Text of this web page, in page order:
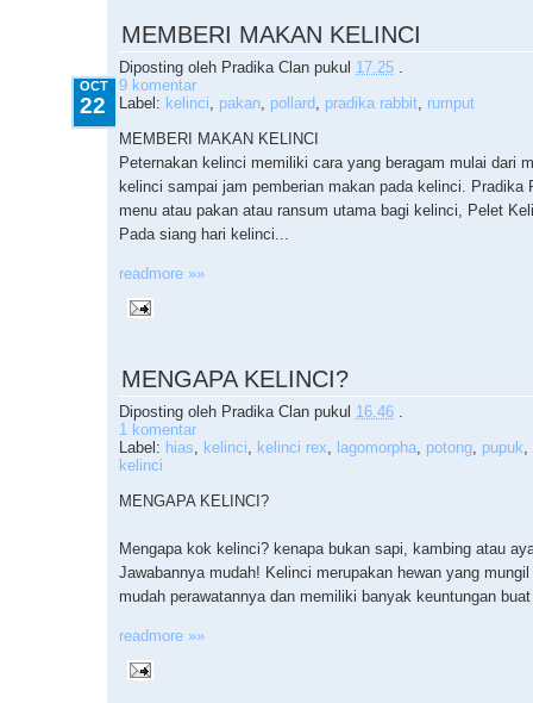
MEMBERI MAKAN KELINCI
Diposting oleh Pradika Clan pukul 17.25 .
OCT
22
9 komentar
Label: kelinci, pakan, pollard, pradika rabbit, rumput
MEMBERI MAKAN KELINCI
Peternakan kelinci memiliki cara yang beragam mulai dari
kelinci sampai jam pemberian makan pada kelinci. Pradika
menu atau pakan atau ransum utama bagi kelinci, Pelet
Pada siang hari kelinci...
readmore »»
MENGAPA KELINCI?
Diposting oleh Pradika Clan pukul 16.46 .
1 komentar
Label: hias, kelinci, kelinci rex, lagomorpha, potong, pupuk,
kelinci
MENGAPA KELINCI?
Mengapa kok kelinci? kenapa bukan sapi, kambing atau
Jawabannya mudah! Kelinci merupakan hewan yang
mudah perawatannya dan memiliki banyak keuntungan
readmore »»